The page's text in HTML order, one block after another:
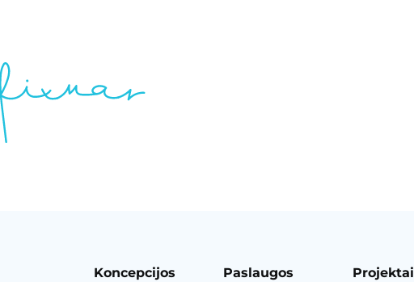
Koncepcijos Paslaugos Projektai